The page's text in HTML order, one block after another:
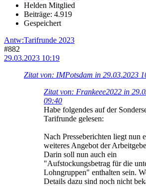
Helden Mitglied
Beiträge: 4.919
Gespeichert
Antw:Tarifrunde 2023
#882
29.03.2023 10:19
Zitat von: IMPotsdam in 29.03.2023
Zitat von: Frankeee2022 in
09:40
Habe folgendes auf der
Tarifrunde gelesen:
Nach Presseberichten liegt nun
weiteres Angebot der
Darin soll nun auch ein
"Aufstockungsbetrag für die
Lohngruppen" enthalten sein.
Details dazu sind noch nicht